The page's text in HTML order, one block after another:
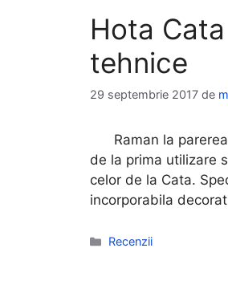
Hota
tehnice
29 septembrie 2017 de
Raman la parerea
de la prima utilizare
celor de la Cata.
incorporabila
Categorii
Recenzii